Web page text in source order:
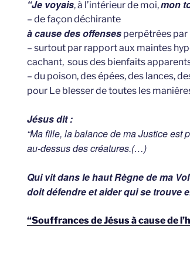
“Je voyais, à l’intérieur de moi,mon
– de façon déchirante
à cause des offenses perpétrées par
– surtout par rapport aux maintes
cachant, sous des bienfaits
– du poison, des épées, des lances,
pour Le blesser de toutes les
Jésus dit :
“Ma fille, la balance de ma Justice est
au-dessus des créatures.(…)
Qui vit dans le haut Règne de ma
doit défendre et aider qui se trouve
“Souffrances de Jésus à cause de